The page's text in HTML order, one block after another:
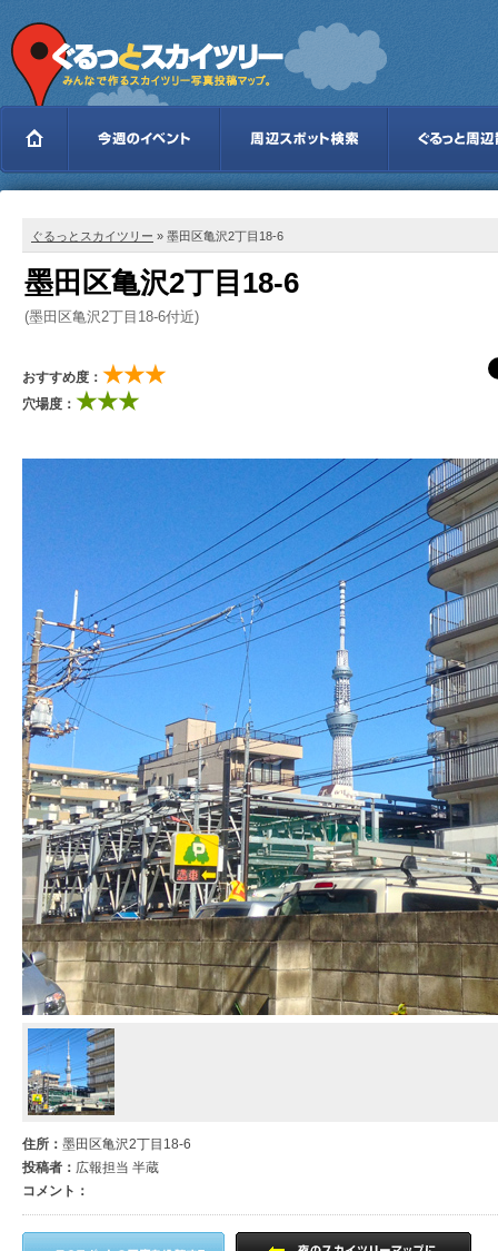
ぐるっとスカイツリー » 墨田区亀沢2丁目18-6
墨田区亀沢2丁目18-6
(墨田区亀沢2丁目18-6付近)
おすすめ度： ★★★
穴場度： ★★★
住所： 墨田区亀沢2丁目18-6
投稿者： 広報担当 半蔵
コメント：